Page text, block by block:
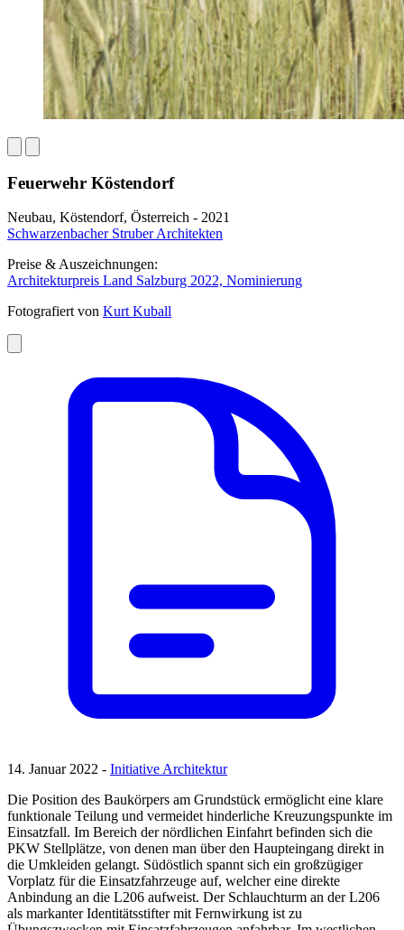
Feuerwehr Köstendorf
Neubau, Köstendorf, Österreich - 2021
Schwarzenbacher Struber Architekten
Preise & Auszeichnungen:
Architekturpreis Land Salzburg 2022, Nominierung
Fotografiert von Kurt Kuball
14. Januar 2022 - Initiative Architektur
Die Position des Baukörpers am Grundstück ermöglicht eine klare
funktionale Teilung und vermeidet hinderliche Kreuzungspunkte im
Einsatzfall. Im Bereich der nördlichen Einfahrt befinden sich die
PKW Stellplätze, von denen man über den Haupteingang direkt in
die Umkleiden gelangt. Südöstlich spannt sich ein großzügiger
Vorplatz für die Einsatzfahrzeuge auf, welcher eine direkte
Anbindung an die L206 aufweist. Der Schlauchturm an der L206
als markanter Identitätsstifter mit Fernwirkung ist zu